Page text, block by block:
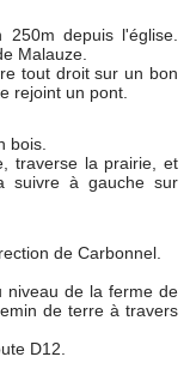
depuis l'église.
Malauze.
tout droit sur un bon
rejoint un pont.
bois.
traverse la prairie, et
suivre à gauche sur
de Carbonnel.
niveau de la ferme de
de terre à travers
D12.